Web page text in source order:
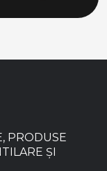
PRODUSE
ȘI